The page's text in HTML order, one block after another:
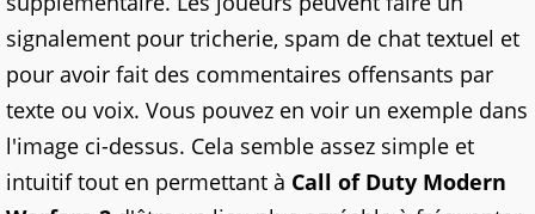
signalement pour tricherie, spam de chat textuel et
pour avoir fait des commentaires offensants par
texte ou voix. Vous pouvez en voir un exemple dans
l'image ci-dessus. Cela semble assez simple et
intuitif tout en permettant à Call of Duty Modern